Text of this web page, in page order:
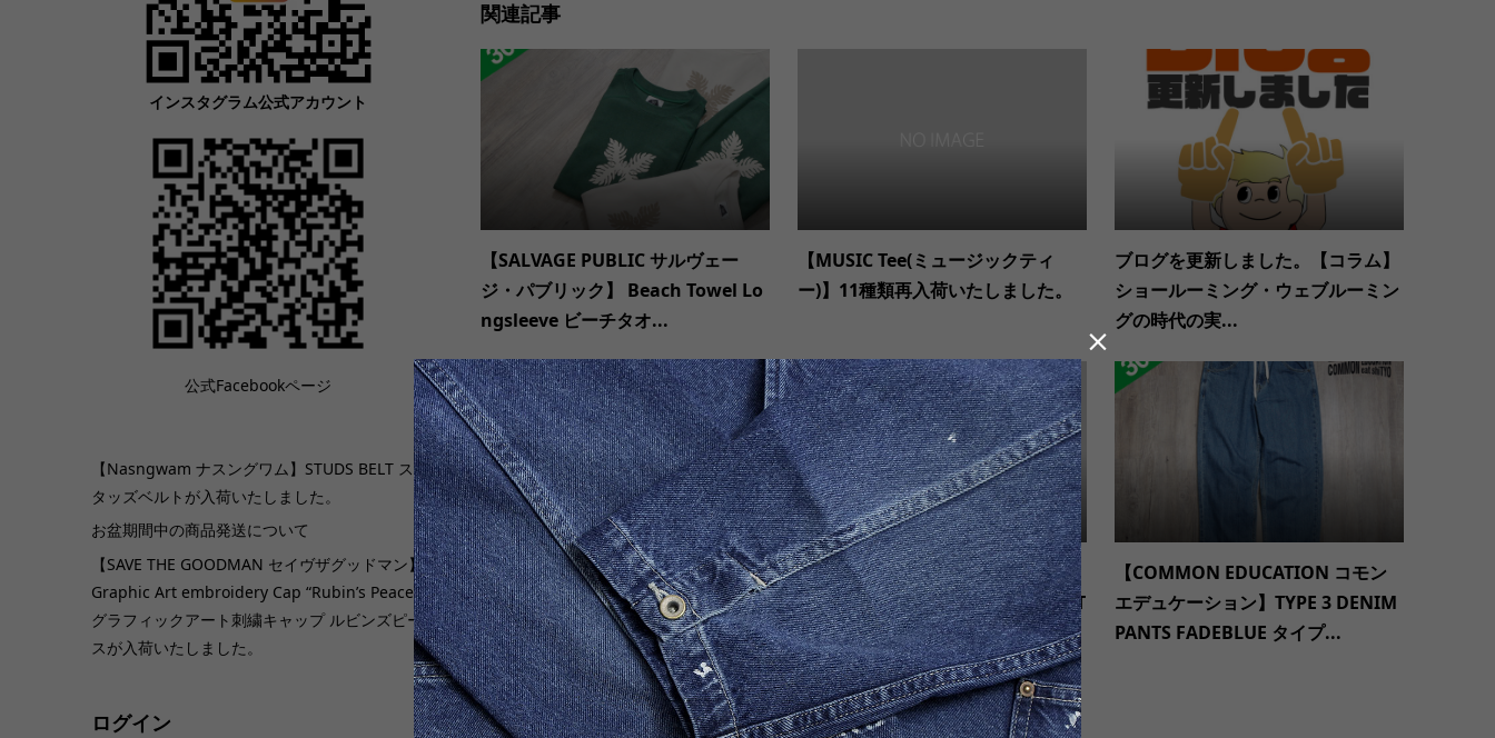
関連記事
【SALVAGE PUBLIC サルヴェー
ジ・パブリック】 Beach Towel Lo
ngsleeve ビーチタオ...
【MUSIC Tee(ミュージックティ
ー)】11種類再入荷いたしました。
ブログを更新しました。【コラム】
ショールーミング・ウェブルーミン
グの時代の実...
【VANS(バンズ)】2種類入荷いたし
ました。
新規取り扱いを開始した新ブランド
【CULTURES(カルチャーズ)】CULT
LOGO S/S Tee ...
【COMMON EDUCATION コモン
エデュケーション】TYPE 3 DENIM
PANTS FADEBLUE タイプ...
インスタグラム公式アカウント
公式Facebookページ
【Nasngwam ナスングワム】STUDS BELT ス
タッズベルトが入荷いたしました。
お盆期間中の商品発送について
【SAVE THE GOODMAN セイヴザグッドマン】
Graphic Art embroidery Cap “Rubin’s Peace”
グラフィックアート刺繍キャップ ルビンズピー
スが入荷いたしました。
ログイン
